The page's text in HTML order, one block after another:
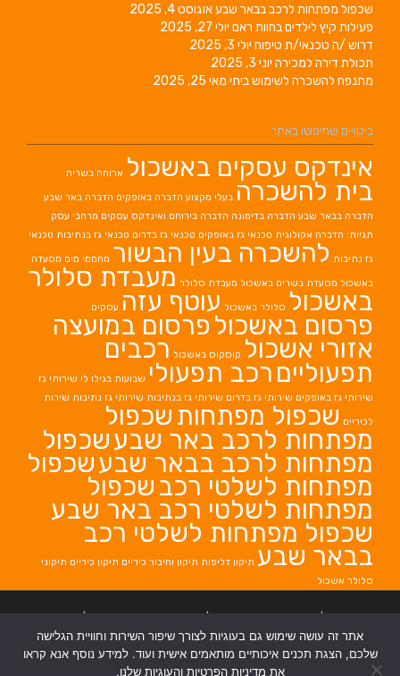
אתר זה עושה שימוש גם בעוגיות לצורך שיפור השירות וחוויית הגלישה
שלכם, הצגת תכנים איכותיים מותאמים אישית ועוד. למידע נוסף אנא קראו
את מדיניות הפרטיות והעוגיות שלנו.
שכפול מפתחות לרכב בבאר שבעאוגוסט 4, 2025
פעילות קיץ לילדים בחוות ראם יולי 27, 2025
דרוש /ה טכנאי/ת טיפוח יולי 3, 2025
תכולת דירה למכירה יוני 3, 2025
מתנפח להשכרה לשימוש ביתי מאי 25, 2025
ביטויים שחיפשו באתר
אינדקס עסקים באשכול ארוחה בשרית
בית להשכרה בעלי מקצוע הדברה באופקים הדברה באר שבע
הדברה בבאר שבע הדברה בדימונה הדברה בירוחם ואינדקס עסקים מרחבי עסק
תגיות: הדברה אקולוגית טכנאי גז באופקים טכנאי גז בדרום טכנאי גז בנתיבות טכנאי
גז נתיבות להשכרה בעין הבשור מחממי מים מסעדה
באשכול מסעדת בשרים באשכול מעבדת סלולר מעבדת סלולר
באשכול סלולר באשכול עוטף עזה עסקים
פרסום באשכול פרסום במועצה
אזורי אשכול קוסקוס באשכול רכבים
תפעוליים רכב תפעולי שבועות בגילו לי שירותי גז
שירותי גז באופקים שירותי גז בדרום שירותי גז בנתיבות שירותי גז נתיבות שירות
לכיריים שכפול מפתחות שכפול
מפתחות לרכב באר שבעשכפול
מפתחות לרכב בבאר שבעשכפול
מפתחות לשלטי רכב שכפול
מפתחות לשלטי רכב באר שבע
שכפול מפתחות לשלטי רכב
בבאר שבע תיקון דליפות תיקון וחיבור כיריים תיקון כיריים תיקוני
סלולר אשכול
בבאר שבע |